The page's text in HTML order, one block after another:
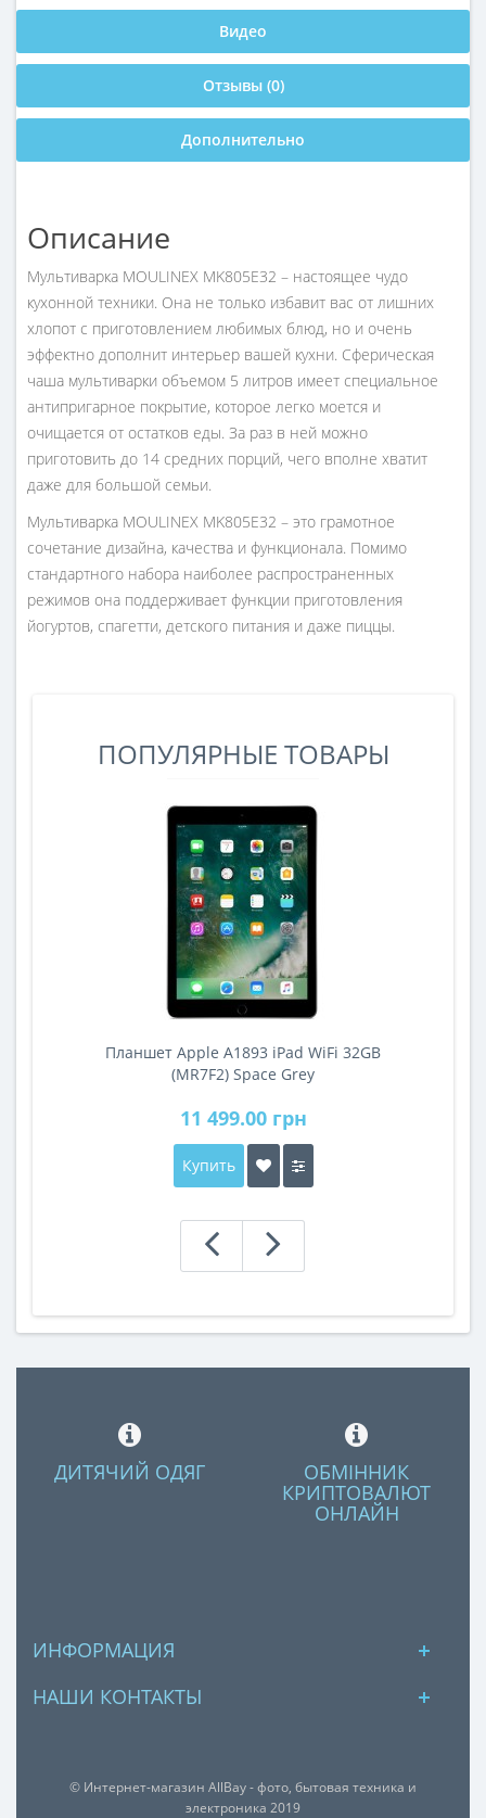
Видео
Отзывы (0)
Дополнительно
Описание
Мультиварка MOULINEX MK805E32 – настоящее чудо
кухонной техники. Она не только избавит вас от лишних
хлопот с приготовлением любимых блюд, но и очень
эффектно дополнит интерьер вашей кухни. Сферическая
чаша мультиварки объемом 5 литров имеет специальное
антипригарное покрытие, которое легко моется и
очищается от остатков еды. За раз в ней можно
приготовить до 14 средних порций, чего вполне хватит
даже для большой семьи.
Мультиварка MOULINEX MK805E32 – это грамотное
сочетание дизайна, качества и функционала. Помимо
стандартного набора наиболее распространенных
режимов она поддерживает функции приготовления
йогуртов, спагетти, детского питания и даже пиццы.
ПОПУЛЯРНЫЕ ТОВАРЫ
Планшет Apple A1893 iPad WiFi 32GB
(MR7F2) Space Grey
11 499.00 грн
Купить
ДИТЯЧИЙ ОДЯГ ОБМІННИК
КРИПТОВАЛЮТ
ОНЛАЙН
ИНФОРМАЦИЯ
НАШИ КОНТАКТЫ
© Интернет-магазин AllBay - фото, бытовая техника и
электроника 2019